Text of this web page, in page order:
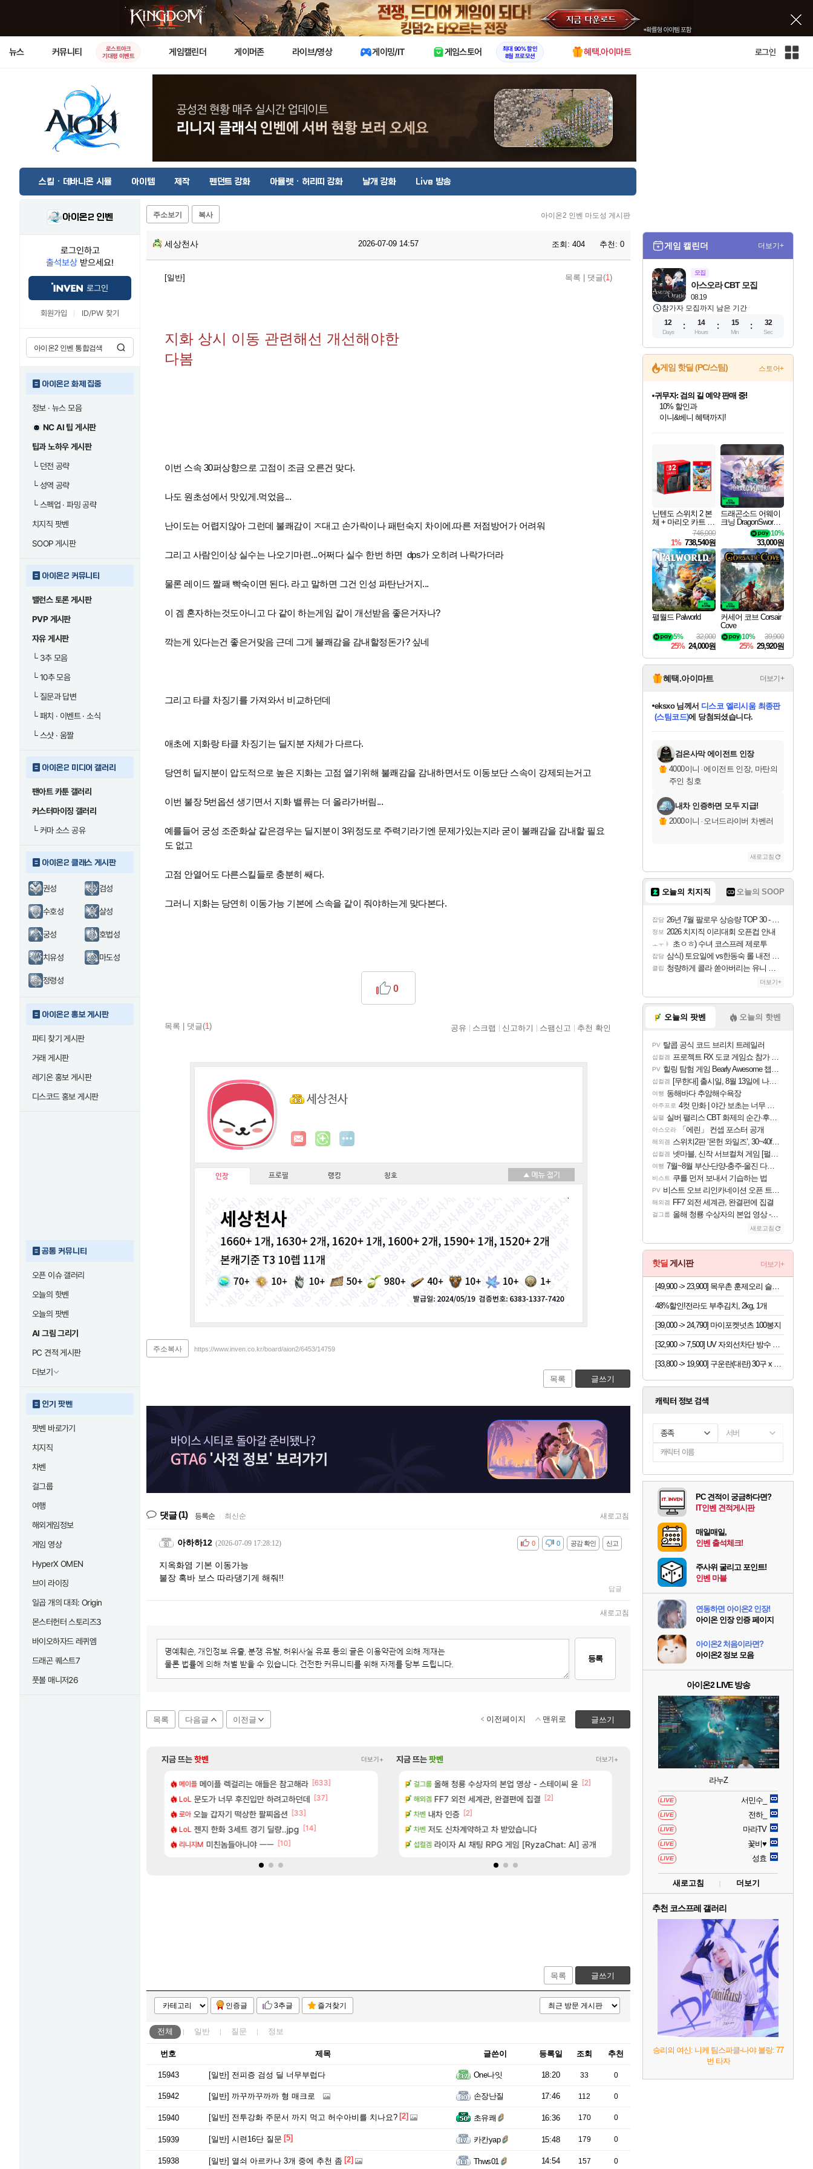
X
뉴스 커뮤니티
로스트아크
기대평 이벤트
게임캘린더 게이머존 라이브/영상 게이밍/IT 게임스토어
최대 90% 할인
8월 프로모션
혜택.아이마트 로그인
인
스킬 · 데바니온 시뮬 아이템 제작 펜던트 강화 아뮬렛 · 허리띠 강화 날개 강화 Live 방송
아이온2 인벤
로그인하고
출석보상 받으세요!
로그인
회원가입 ID/PW 찾기
아이온2 화제 집중
정보 · 뉴스 모음
NC AI 팁 게시판
팁과 노하우 게시판
└던전 공략
└성역 공략
└스펙업 · 파밍 공략
치지직 팟벤
SOOP 게시판
아이온2 커뮤니티
밸런스 토론 게시판
PVP 게시판
자유 게시판
└3추 모음
└10추 모음
└질문과 답변
└패치 · 이벤트 · 소식
└스샷 · 움짤
아이온2 미디어 갤러리
팬아트 카툰 갤러리
커스터마이징 갤러리
└커마 소스 공유
아이온2 클래스 게시판
권성 검성
수호성 살성
궁성 호법성
치유성 마도성
정령성
아이온2 홍보 게시판
파티 찾기 게시판
거래 게시판
레기온 홍보 게시판
디스코드 홍보 게시판
공통 커뮤니티
오픈 이슈 갤러리
오늘의 핫벤
오늘의 팟벤
AI 그림 그리기
PC 견적 게시판
더보기
인기 팟벤
팟벤 바로가기
치지직
차벤
걸그룹
여행
해외게임정보
게임 영상
HyperX OMEN
브이 라이징
일곱 개의 대죄: Origin
몬스터헌터 스토리즈3
바이오하자드 레퀴엠
드래곤 퀘스트7
풋볼 매니저26
주소보기 복사 아이온2 인벤 마도성 게시판
세상천사 2026-07-09 14:57 조회: 404 추천: 0
[일반] 목록 댓글(1)
지화 상시 이동 관련해선 개선해야한
다봄
이번 스속 30퍼상향으로 고점이 조금 오른건 맞다.
나도 원초성에서 맛있게.먹었음...
난이도는 어렵지않아 그런데 불쾌감이 ㅈ대고 손가락이나 패턴숙지 차이에.따른 저점방어가 어려워
그리고 사람인이상 실수는 나오기마련...어쩌다 실수 한번 하면 dps가 오히려 나락가더라
물론 레이드 짤패 빡숙이면 된다. 라고 말하면 그건 인성 파탄난거지...
이 겜 혼자하는것도아니고 다 같이 하는게임 같이 개선받음 좋은거자나?
깍는게 있다는건 좋은거맞음 근데 그게 불쾌감을 감내할정돈가? 싶네
그리고 타클 차징기를 가져와서 비교하던데
애초에 지화랑 타클 차징기는 딜지분 자체가 다르다.
당연히 딜지분이 압도적으로 높은 지화는 고점 열기위해 불쾌감을 감내하면서도 이동보단 스속이 강제되는거고
이번 불장 5번옵션 생기면서 지화 밸류는 더 올라가버림...
예를들어 궁성 조준화살 같은경우는 딜지분이 3위정도로 주력기라기엔 문제가있는지라 굳이 불쾌감을 감내할 필요
도 없고
고점 안열어도 다른스킬들로 충분히 쌔다.
그러니 지화는 당연히 이동가능 기본에 스속을 같이 줘야하는게 맞다본다.
목록 댓글(1)
0
공유 스크랩 신고하기 스팸신고 추천 확인
세상천사
인장 프로필 랭킹 칭호
주소복사 https://www.inven.co.kr/board/aion2/6453/14759
목록 글쓰기
댓글(1) 등록순 최신순 새로고침
아하하12 (2026-07-09 17:28:12) 신고
공감 확인
비공감 0
0
지옥화염 기본 이동가능
불장 혹바 보스 따라댕기게 해줘!!
답글
새로고침
등록
목록 다음글 이전글 글쓰기
이전페이지 맨위로
지금 뜨는핫벤 더보기+
메이플 메이플 렉걸리는 애들은 참고해라 [633]
LoL 문도가 너무 후진입만 하려고하던데 [37]
로아 오늘 갑자기 떡상한 팔찌옵션 [33]
LoL 젠지 한화 3세트 경기 딜량..jpg [14]
리니지M 미친놈들아니야 ㅡㅡ [10]
로아 [벨가르딘] 나이트메어 클리어 TOP10 알려드립니다.
[37]
메이플 와 ㅁㅊ 컴플뜸ㅋㅋ
[65]
오버워치 하ㅠㅠㅠ드디어 갖고 싶은거 나왓어 ㅠㅠㅠㅠ
메이플 이적자 숙코 시ㅡ발련아 [332]
로아 완갑 정보 초스피드 효율 요약 [44]
퍼클영상 보다 현타오네 [87]
벨가 1관 잡히는거 먼가 좀 몬가몬가네.. [46]
이건 대체 뭐하는 짓이냐?
[114]
짭사보상 다 조졌는데
[13]
분석) 풀드랍은 필수인가?? [69]
지금 뜨는팟벤 더보기+
PV 비스트 오브 리인카네이션 오픈 트레일러
아스오라 「에린」 컨셉 포스터 공개
여행 7년만에 가족여행을 다녀왔습니다.
비스트 쿠를 먼저 보내서 기습하는 법
해외겜 스위치2판 ‘몬헌 와일즈’, 30~40fps 목표 추정
걸그룹 올해 청룡 수상자의 본업 영상 - 스테이씨 윤 [2]
해외겜 FF7 외전 세계관, 완결편에 집결 [2]
차벤 내차 인증 [2]
차벤 저도 신차계약하고 차 받았습니다
섭컬겜 라이자 AI 채팅 RPG 게임 [RyzaChat: AI] 공개
섬란 카구라 개발사 신작 [시노비 넥서스] 연내 출시
넷마블, 신작 서브컬쳐 게임 [펄 인 블루] 티저 사이트
아주프로 4컷 만화 | 야간 보초는 너무 힘들어
챕터별 길찾기/지도 공략 (1 ~ 12장)
리밋제로 테스트 때는 로비에 온라인 기능이 있는데
목록 글쓰기
인증글 3추글 즐겨찾기
전체 일반 질문 정보
번호 제목 글쓴이 등록일 조회 추천
15943 [일반] 전피증 검성 딜 너무부럽다 One나잇 18:20 33 0
15942 [일반] 까꾸까꾸까까 형 매크로 손장난질 17:46 112 0
15940 [일반] 전투강화 주문서 까지 먹고 허수아비를 치나요? [2] 초유쾌 16:36 170 0
15939 [일반] 시련16단 질문 [5] 카칸yap 15:48 179 0
15938 [일반] 열쇠 아르카나 3개 중에 추천 좀 [2] Thws01 14:54 157 0
게임 캘린더 더보기+
모집
08.19
아스오라 CBT 모집
참가자 모집까지 남은 기간
12
Days
14
Hours
15
Min
31
Sec
게임 핫딜 (PC/스팀) 스토어+
최대 90% 할인가를 만나보세요!
네이버혜택과 함께 만나보세요!
50%할인&추가 적립까지!
귀무자: 검의 길 예약 판매 중!
10% 할인과
이니&베니 혜택까지!
비스트 오브 리인카네이션 정식 출시!
게임프릭 신작 IP
네이버 혜택가와 함께 예약하세요!
할인&네이버혜택으로 만나보세요!
네이버페이 혜택과 만나보세요!
40주년 프로모션으로 만나보세요!
네이버 포인트 혜택까지!
할인가에 만나보세요!
일부 에디션 상시 할인!
혜택으로 예약 판매 중
편안하게 충전하세요
닌텐도 스위치 2 본
체 + 마리오 카트 월
746,000
1% 738,540원
드래곤소드 어웨이
크닝 DragonSword A
10%
33,000원
팰월드 Palworld
32,000
5%
25% 24,000원
커세어 코브 Corsair
Cove
39,900
10%
25% 29,920원
혜택.아이마트 더보기+
당첨되셨습니다.
당첨되셨습니다.
칠부님께서네이버페이 1만원
교환권에 당첨되셨습니다.
당첨되셨습니다.
당첨되셨습니다.
에디션 (스팀코드)를 교환.
당첨되셨습니다.
당첨되셨습니다.
당첨되셨습니다.
당첨되셨습니다.
검은사막 에이전트 인장
4000이니 ·에이전트 인장, 마탄의
주인 칭호
내차 인증하면 모두 지급!
2000이니 · 오너드라이버 차벤러
새로고침
오늘의 치지직 오늘의 SOOP
잡담 26년 7월 팔로우 상승량 TOP 30 - 월간 치지직
정보 2026 치지직 이리대회 오픈컵 안내
ㅗㅜㅑ 초ㅇㅎ) 수녀 코스프레 제로투
잡담 삼식) 토요일에 vs한동숙 롤 내전 예정
클립 청량하게 콜라 쏟아버리는 유니 ㅋㅋㅋ
더보기+
오늘의 팟벤 오늘의 핫벤
PV 탈콥 공식 코드 브리치 트레일러
섭컬겜 프로젝트 RX 도쿄 게임쇼 참가 결정
PV 힐링 탐험 게임 Bearly Awesome 챕터 1 트레일러
섭컬겜 [무한대] 출시일, 8월 13일에 나오나
여행 동해바다 추암해수욕장
아주프로 4컷 만화 | 야간 보초는 너무 힘들어
실팰 실버 팰리스 CBT 화제의 순간·후기 모음
아스오라 「에린」 컨셉 포스터 공개
해외겜 스위치2판 ‘몬헌 와일즈’, 30~40fps 목표 추정
섭컬겜 넷마블, 신작 서브컬쳐 게임 [펄 인 블루] 티저 사이트 오픈
여행 7월~8월 부산-단양-충주-울진 다녀왔어요~
비스트 쿠를 먼저 보내서 기습하는 법
PV 비스트 오브 리인카네이션 오픈 트레일러
해외겜 FF7 외전 세계관, 완결편에 집결
걸그룹 올해 청룡 수상자의 본업 영상 - 스테이씨 윤
새로고침
핫딜 게시판 더보기+
48%할인!전라도 부추김치, 2kg, 1개
[39,000 -> 24,790] 마이포켓넛츠 100봉지
[33,800 -> 19,900] 구운란(대란) 30구 x 2세트
캐릭터 정보 검색
종족 서버
PC 견적이 궁금하다면?
IT인벤 견적게시판
매일매일,
인벤 출석체크!
주사위 굴리고 포인트!
인벤 마블
연동하면 아이온2 인장!
아이온 인장 인증 페이지
아이온2 처음이라면?
아이온2 정보 모음
아이온2 LIVE 방송
라누Z
LIVE 서민수_
LIVE 전하_
LIVE 마라TV
LIVE 꽃비♥
LIVE 성효
새로고침 더보기
추천 코스프레 갤러리
승리의 여신: 니케 팀스파클-나야 블랑: 77
번 타자